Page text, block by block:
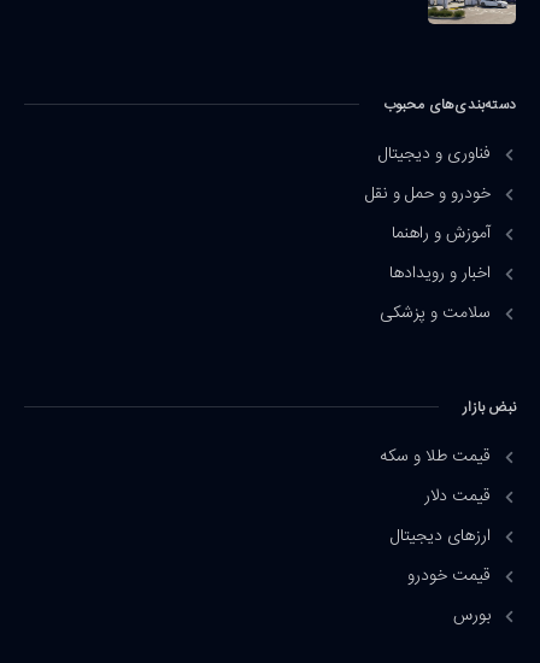
دسته‌بندی‌های محبوب
فناوری و دیجیتال
خودرو و حمل و نقل
آموزش و راهنما
اخبار و رویدادها
سلامت و پزشکی
نبض بازار
قیمت طلا و سکه
قیمت دلار
ارزهای دیجیتال
قیمت خودرو
بورس